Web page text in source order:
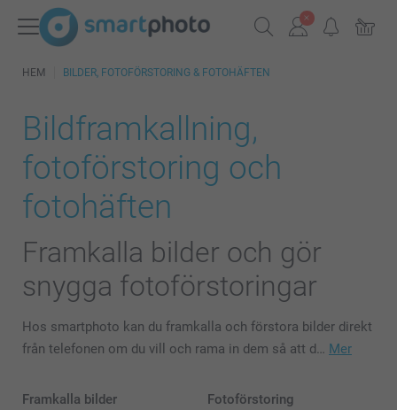
HEM BILDER, FOTOFÖRSTORING & FOTOHÄFTEN
Bildframkallning,
fotoförstoring och
fotohäften
Framkalla bilder och gör
snygga fotoförstoringar
Hos smartphoto kan du framkalla och förstora bilder direkt
från telefonen om du vill och rama in dem så att d… Mer
Framkalla bilder
Fotoförstoring